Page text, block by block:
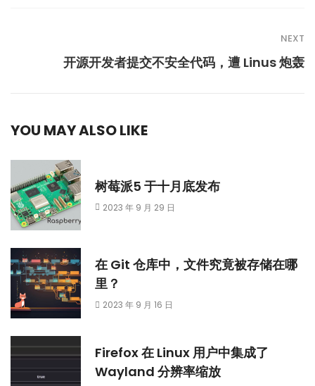
NEXT
开源开发者提交不安全代码，遭 Linus 炮轰
YOU MAY ALSO LIKE
树莓派5 于十月底发布
2023 年 9 月 29 日
在 Git 仓库中，文件究竟被存储在哪
里？
2023 年 9 月 16 日
Firefox 在 Linux 用户中集成了
Wayland 分辨率缩放